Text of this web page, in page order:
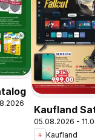
Kaufland
Mare
05.08.2026 -
Kaufland